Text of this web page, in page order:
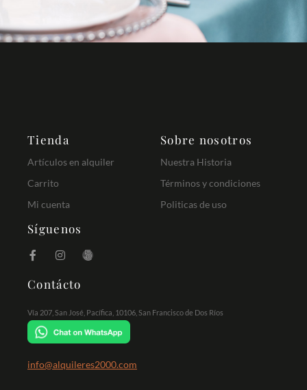
Tienda
Artículos en alquiler
Carrito
Mi cuenta
Sobre nosotros
Nuestra Historia
Términos y condiciones
Politicas de uso
Síguenos
Contácto
Vía 207, San José, Pacífica, 10106, San Francisco de Dos Ríos
info@alquileres2000.com